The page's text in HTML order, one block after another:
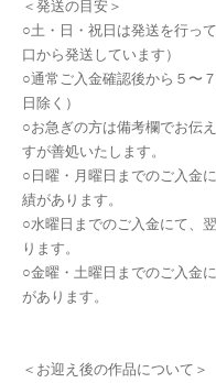
＜発送の目安＞
○土・日・祝日は発送を行っ
口から発送しています）
○通常ご入金確認後から５〜
日除く）
○お急ぎの方は備考欄でお伝
すが善処いたします。
○日曜・月曜日までのご入金
績があります。
○水曜日までのご入金にて、
ります。
○金曜・土曜日までのご入金
があります。
＜お迎え後の作品について＞